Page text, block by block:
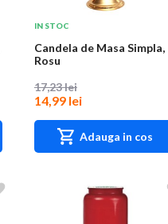
IN STOC
Candela de Masa Simpla,
Rosu
17,23 lei
14,99 lei
Adauga in cos